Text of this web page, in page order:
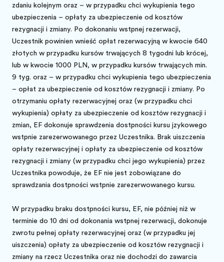
zdaniu kolejnym oraz – w przypadku chęci wykupienia tego
ubezpieczenia – opłaty za ubezpieczenie od kosztów
rezygnacji i zmiany. Po dokonaniu wstępnej rezerwacji,
Uczestnik powinien wnieść opłatę rezerwacyjną w kwocie 640
złotych w przypadku kursów trwających 8 tygodni lub krócej,
lub w kwocie 1000 PLN, w przypadku kursów trwających min.
9 tyg. oraz – w przypadku chęci wykupienia tego ubezpieczenia
– opłatę za ubezpieczenie od kosztów rezygnacji i zmiany. Po
otrzymaniu opłaty rezerwacyjnej oraz (w przypadku chęci
wykupienia) opłaty za ubezpieczenie od kosztów rezygnacji i
zmian, EF dokonuje sprawdzenia dostępności kursu językowego
wstępnie zarezerwowanego przez Uczestnika. Brak uiszczenia
opłaty rezerwacyjnej i opłaty za ubezpieczenie od kosztów
rezygnacji i zmiany (w przypadku chęci jego wykupienia) przez
Uczestnika powoduje, że EF nie jest zobowiązane do
sprawdzania dostępności wstępnie zarezerwowanego kursu.
W przypadku braku dostępności kursu, EF, nie później niż w
terminie do 10 dni od dokonania wstępnej rezerwacji, dokonuje
zwrotu pełnej opłaty rezerwacyjnej oraz (w przypadku jej
uiszczenia) opłaty za ubezpieczenie od kosztów rezygnacji i
zmiany na rzecz Uczestnika oraz nie dochodzi do zawarcia